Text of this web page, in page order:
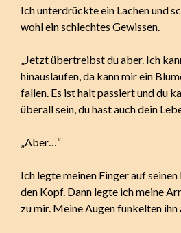
Ich unterdrückte ein Lachen und
wohl ein schlechtes Gewissen.
„Jetzt übertreibst du aber. Ich
hinauslaufen, da kann mir ein
fallen. Es ist halt passiert und du
überall sein, du hast auch dein
„Aber…“
Ich legte meinen Finger auf
den Kopf. Dann legte ich meine
zu mir. Meine Augen funkelten ihn